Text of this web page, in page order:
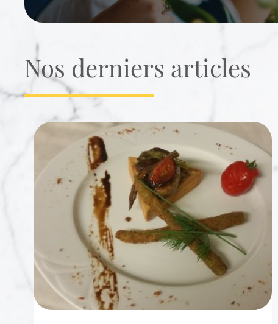
Nos derniers articles